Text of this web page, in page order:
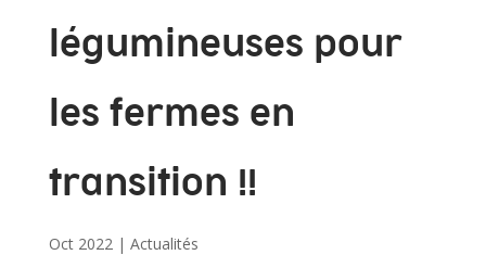
légumineuses pour
les fermes en
transition !!
Oct 2022| Actualités